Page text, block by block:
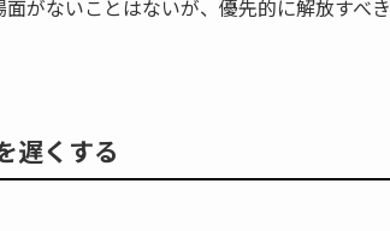
がないことはないが、優先的に解放すべき
遅くする